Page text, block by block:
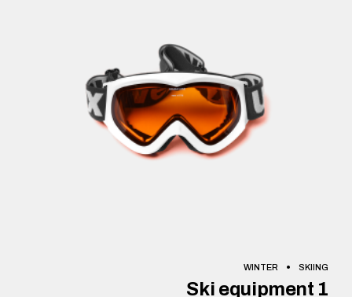
SKIING
WINTER
Ski equipment 1